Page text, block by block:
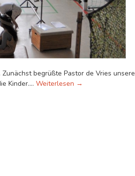
begrüßte Pastor de Vries unsere
Kinder.… Weiterlesen E
→